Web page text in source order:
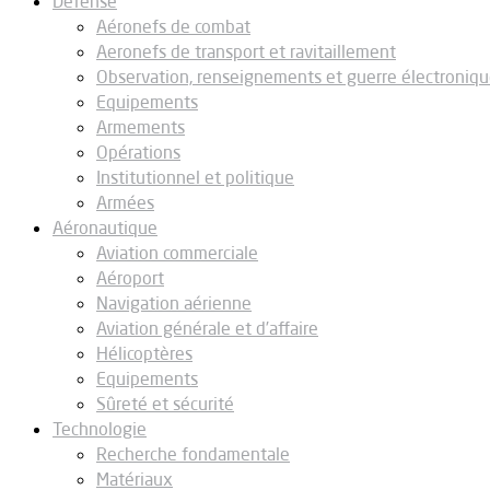
Aéronefs de combat
Aeronefs de transport et ravitaillement
Observation, renseignements et guerre
Equipements
Armements
Opérations
Institutionnel et politique
Armées
Aéronautique
Aviation commerciale
Aéroport
Navigation aérienne
Aviation générale et d’affaire
Hélicoptères
Equipements
Sûreté et sécurité
Technologie
Recherche fondamentale
Matériaux